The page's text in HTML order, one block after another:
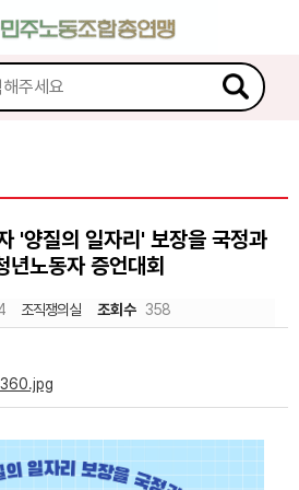
'양질의 일자리' 보장을 국정과
년노동자 증언대회
조직쟁의실 조회수 358
스케치북5
스케치북5